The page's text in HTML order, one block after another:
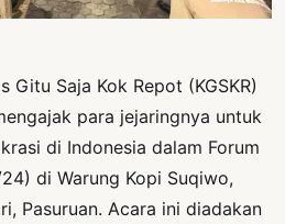
Gitu Saja Kok Repot (KGSKR)
para jejaringnya untuk
di Indonesia dalam Forum
di Warung Kopi Suqiwo,
Pasuruan. Acara ini diadakan